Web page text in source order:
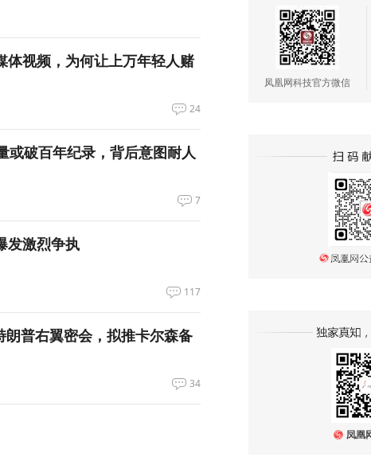
体视频，为何让上万年轻人赌
24
或破百年纪录，背后意图耐人
7
发激烈争执
117
朗普右翼密会，拟推卡尔森备
34
凤凰网科技官方微信